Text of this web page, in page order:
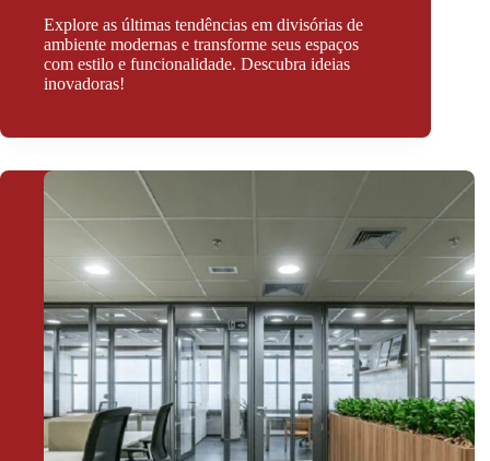
Explore as últimas tendências em divisórias de
ambiente modernas e transforme seus espaços
com estilo e funcionalidade. Descubra ideias
inovadoras!